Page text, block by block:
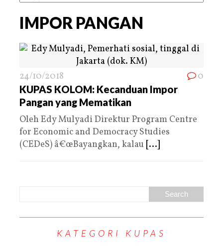
IMPOR PANGAN
24/10/2018 0
KUPAS KOLOM: Kecanduan Impor
Pangan yang Mematikan
Oleh Edy Mulyadi Direktur Program Centre
for Economic and Democracy Studies
(CEDeS) â€œBayangkan, kalau [...]
KATEGORI KUPAS